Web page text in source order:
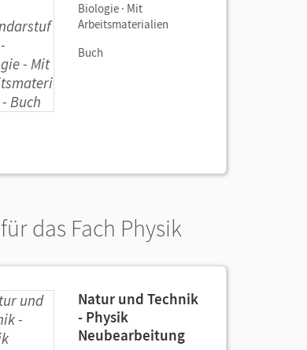
Biologie · Mit
Arbeitsmaterialien
Buch
das Fach Physik
Natur und Technik
- Physik
Neubearbeitung